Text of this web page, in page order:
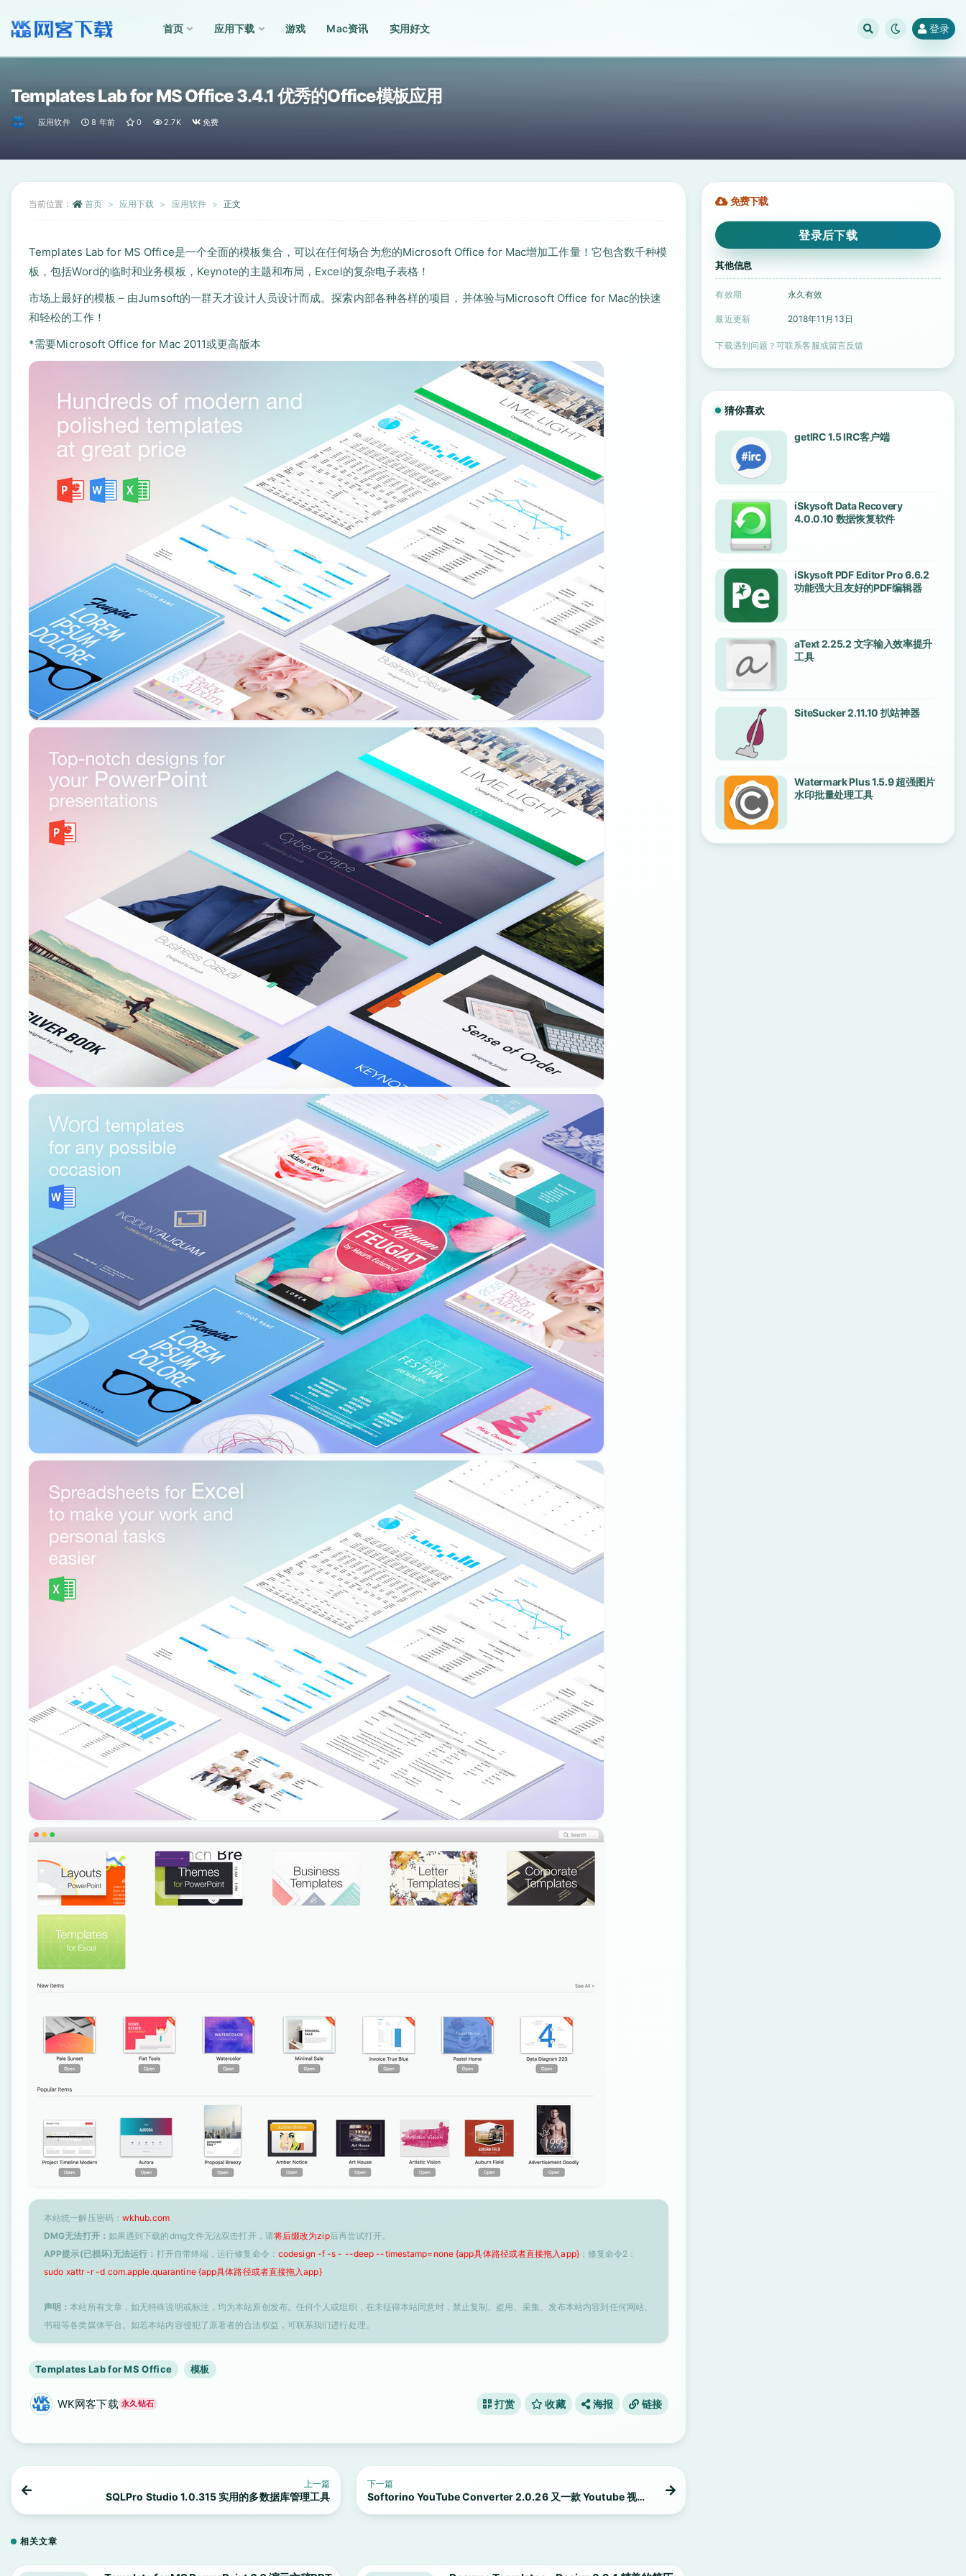
首页 应用下载 游戏 Mac资讯 实用好文 登录
Templates Lab for MS Office 3.4.1 优秀的Office模板应用
应用软件 8 年前 0 2.7K 免费
当前位置： 首页 应用下载 应用软件 正文
Templates Lab for MS Office是一个全面的模板集合，可以在任何场合为您的Microsoft Office for Mac增加工作量！它包含数千种模
板，包括Word的临时和业务模板，Keynote的主题和布局，Excel的复杂电子表格！
市场上最好的模板 – 由Jumsoft的一群天才设计人员设计而成。探索内部各种各样的项目，并体验与Microsoft Office for Mac的快速
和轻松的工作！
*需要Microsoft Office for Mac 2011或更高版本
本站统一解压密码： wkhub.com
DMG无法打开： 如果遇到下载的dmg文件无法双击打开，请将后缀改为zip后再尝试打开。
APP提示(已损坏)无法运行： 打开自带终端，运行修复命令： codesign -f -s - --deep --timestamp=none {app具体路径或者直接拖入app}；修复命令2：
sudo xattr -r -d com.apple.quarantine {app具体路径或者直接拖入app}
声明：本站所有文章，如无特殊说明或标注，均为本站原创发布。任何个人或组织，在未征得本站同意时，禁止复制、盗用、采集、发布本站内容到任何网站、
书籍等各类媒体平台。如若本站内容侵犯了原著者的合法权益，可联系我们进行处理。
Templates Lab for MS Office 模板
WK网客下载 永久钻石 打赏 收藏 海报 链接
上一篇
SQLPro Studio 1.0.315 实用的多数据库管理工具
下一篇
Softorino YouTube Converter 2.0.26 又一款 Youtube 视频
相关文章
免费下载
登录后下载
其他信息
有效期 永久有效
最近更新 2018年11月13日
下载遇到问题？可联系客服或留言反馈
猜你喜欢
getIRC 1.5 IRC客户端
iSkysoft Data Recovery
4.0.0.10 数据恢复软件
iSkysoft PDF Editor Pro 6.6.2
功能强大且友好的PDF编辑器
aText 2.25.2 文字输入效率提升
工具
SiteSucker 2.11.10 扒站神器
Watermark Plus 1.5.9 超强图片
水印批量处理工具